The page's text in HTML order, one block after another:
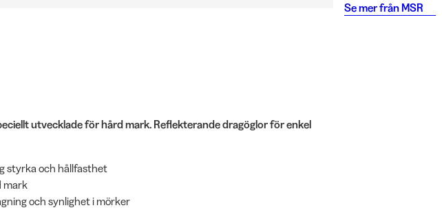
utvecklade för hård mark. Reflekterande dragöglor för enkel
styrka och hållfasthet
mark
och synlighet i mörker
Se mer från MSR